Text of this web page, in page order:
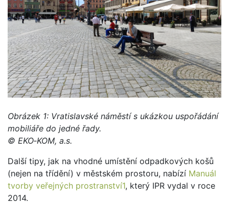
Obrázek 1: Vratislavské náměstí s ukázkou uspořádání
mobiliáře do jedné řady.
© EKO‑KOM, a.s.
Další tipy, jak na vhodné umístění odpadkových košů
(nejen na třídění) v městském prostoru, nabízí Manuál
tvorby veřejných prostranství1, který IPR vydal v roce
2014.